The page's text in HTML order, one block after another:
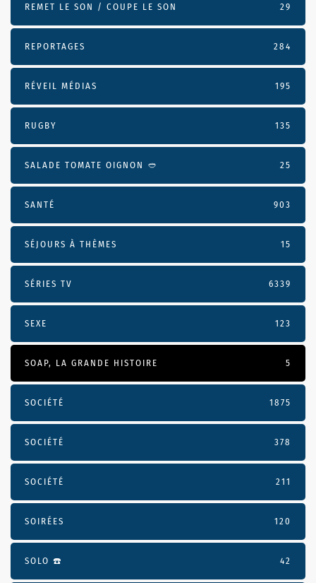
REMET LE SON / COUPE LE SON 29
REPORTAGES 284
RÉVEIL MÉDIAS 195
RUGBY 135
SALADE TOMATE OIGNON 🥙 25
SANTÉ 903
SÉJOURS À THÈMES 15
SÉRIES TV 6339
SEXE 123
SOAP, LA GRANDE HISTOIRE 5
SOCIÉTÉ 1875
SOCIÉTÉ 378
SOCIÉTÉ 211
SOIRÉES 120
SOLO ☎️ 42